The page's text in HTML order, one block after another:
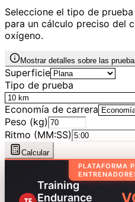
Seleccione el tipo de
para un cálculo preciso del
oxígeno.
Mostrar detalles sobre las
Superficie
Tipo de prueba
Economía de carrera
Peso (kg)
Ritmo (MM:SS)
Calcular
PLATAFORMA
Training
Endurance